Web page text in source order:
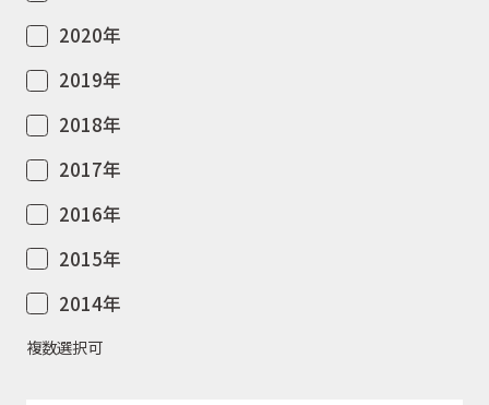
2020年
2019年
2018年
2017年
2016年
2015年
2014年
複数選択可